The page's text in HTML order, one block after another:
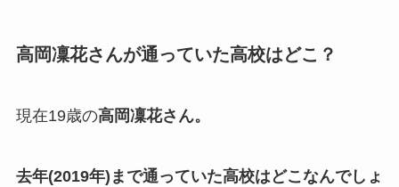
高岡凜花さんが通っていた高校はどこ？
現在19歳の高岡凜花さん。
去年(2019年)まで通っていた高校はどこなんでしょ